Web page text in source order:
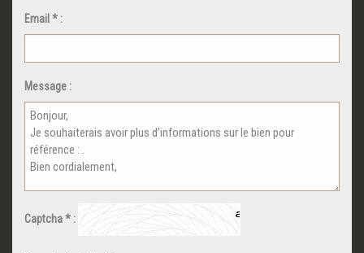
Email * :
Message :
Captcha * :